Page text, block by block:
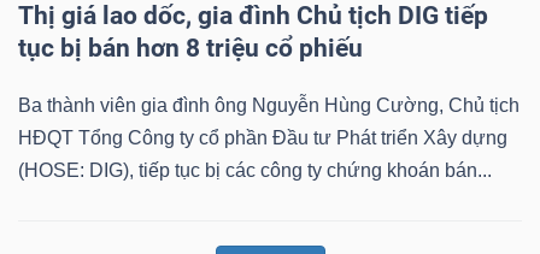
Thị giá lao dốc, gia đình Chủ tịch DIG tiếp
tục bị bán hơn 8 triệu cổ phiếu
Ba thành viên gia đình ông Nguyễn Hùng Cường, Chủ tịch
HĐQT Tổng Công ty cổ phần Đầu tư Phát triển Xây dựng
(HOSE: DIG), tiếp tục bị các công ty chứng khoán bán...